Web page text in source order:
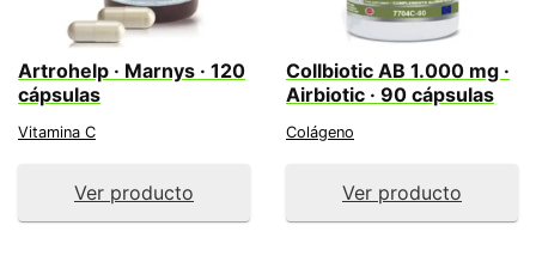
Artrohelp · Marnys · 120
cápsulas
Vitamina C
Ver producto
Collbiotic AB 1.000 mg ·
Airbiotic · 90 cápsulas
Colágeno
Ver producto